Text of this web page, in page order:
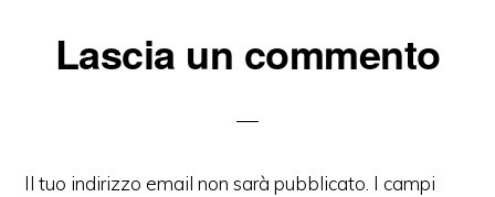
Interazioni
Lascia un commento
Il tuo indirizzo email non sarà pubblicato. I campi